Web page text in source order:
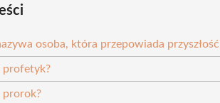
osoba, która przepowiada
profetyk?
prorok?